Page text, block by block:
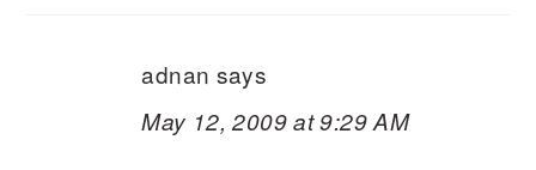
adnan says
May 12, 2009 at 9:29 AM